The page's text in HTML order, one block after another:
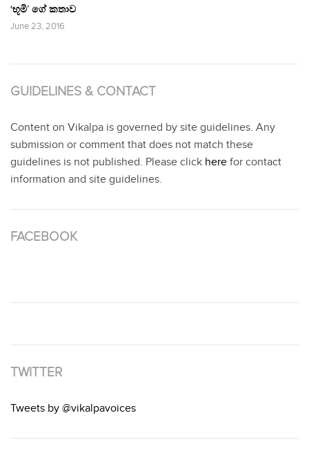
‘භූමි’ ගේ කතාව
June 23, 2016
GUIDELINES & CONTACT
Content on Vikalpa is governed by site guidelines. Any
submission or comment that does not match these
guidelines is not published. Please click here for contact
information and site guidelines.
FACEBOOK
TWITTER
Tweets by @vikalpavoices